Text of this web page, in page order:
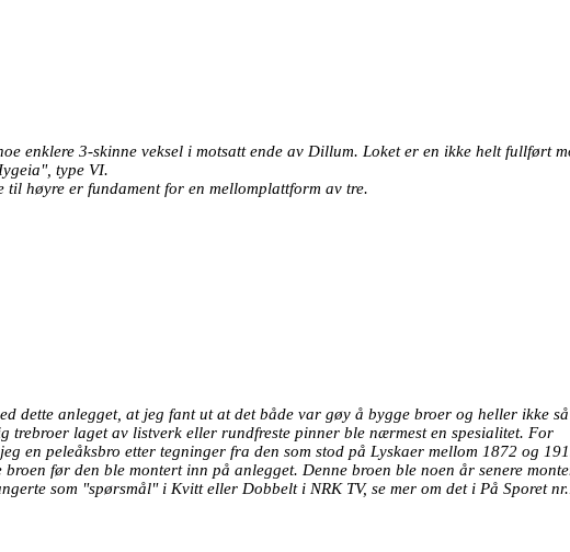
enklere 3-skinne veksel i motsatt ende av Dillum. Loket er en ikke helt fullført
type VI.
til høyre er fundament for en mellomplattform av tre.
dette anlegget, at jeg fant ut at det både var gøy å bygge broer og heller ikke så
trebroer laget av listverk eller rundfreste pinner ble nærmest en spesialitet. For
en peleåksbro etter tegninger fra den som stod på Lyskaer mellom 1872 og
broen før den ble montert inn på anlegget. Denne broen ble noen år senere
som "spørsmål" i Kvitt eller Dobbelt i NRK TV, se mer om det i På Sporet